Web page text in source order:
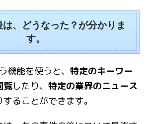
、どうなった？が分かりま
す。
機能を使うと、 特定のキーワー
覧したり、 特定の業界のニュース
することができます。